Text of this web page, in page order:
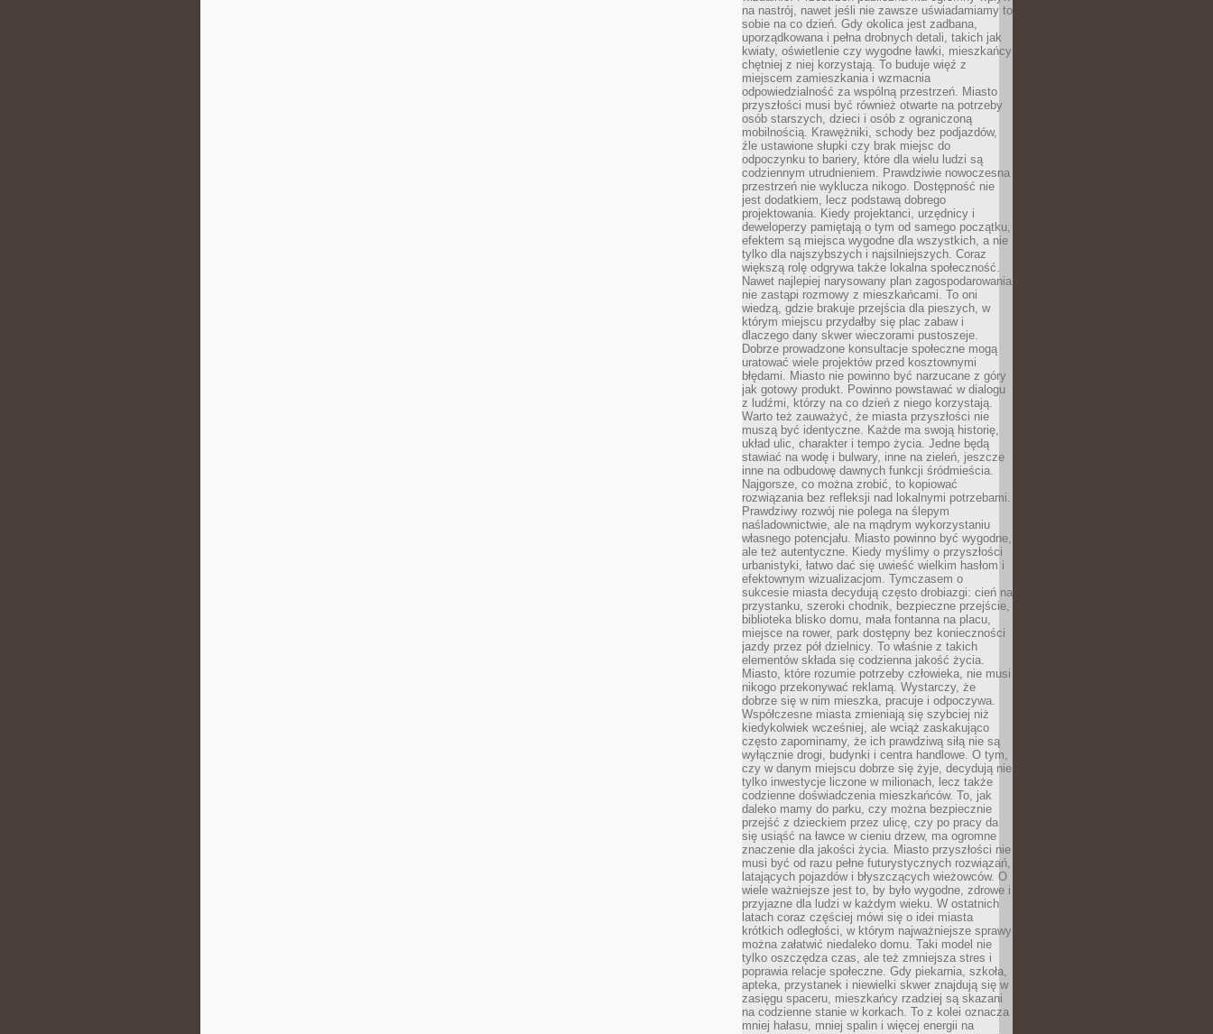
na nastrój, nawet jeśli nie zawsze uświadamiamy to
sobie na co dzień. Gdy okolica jest zadbana,
uporządkowana i pełna drobnych detali, takich jak
kwiaty, oświetlenie czy wygodne ławki, mieszkańcy
chętniej z niej korzystają. To buduje więź z
miejscem zamieszkania i wzmacnia
odpowiedzialność za wspólną przestrzeń. Miasto
przyszłości musi być również otwarte na potrzeby
osób starszych, dzieci i osób z ograniczoną
mobilnością. Krawężniki, schody bez podjazdów,
źle ustawione słupki czy brak miejsc do
odpoczynku to bariery, które dla wielu ludzi są
codziennym utrudnieniem. Prawdziwie nowoczesna
przestrzeń nie wyklucza nikogo. Dostępność nie
jest dodatkiem, lecz podstawą dobrego
projektowania. Kiedy projektanci, urzędnicy i
deweloperzy pamiętają o tym od samego początku,
efektem są miejsca wygodne dla wszystkich, a nie
tylko dla najszybszych i najsilniejszych. Coraz
większą rolę odgrywa także lokalna społeczność.
Nawet najlepiej narysowany plan zagospodarowania
nie zastąpi rozmowy z mieszkańcami. To oni
wiedzą, gdzie brakuje przejścia dla pieszych, w
którym miejscu przydałby się plac zabaw i
dlaczego dany skwer wieczorami pustoszeje.
Dobrze prowadzone konsultacje społeczne mogą
uratować wiele projektów przed kosztownymi
błędami. Miasto nie powinno być narzucane z góry
jak gotowy produkt. Powinno powstawać w dialogu
z ludźmi, którzy na co dzień z niego korzystają.
Warto też zauważyć, że miasta przyszłości nie
muszą być identyczne. Każde ma swoją historię,
układ ulic, charakter i tempo życia. Jedne będą
stawiać na wodę i bulwary, inne na zieleń, jeszcze
inne na odbudowę dawnych funkcji śródmieścia.
Najgorsze, co można zrobić, to kopiować
rozwiązania bez refleksji nad lokalnymi potrzebami.
Prawdziwy rozwój nie polega na ślepym
naśladownictwie, ale na mądrym wykorzystaniu
własnego potencjału. Miasto powinno być wygodne,
ale też autentyczne. Kiedy myślimy o przyszłości
urbanistyki, łatwo dać się uwieść wielkim hasłom i
efektownym wizualizacjom. Tymczasem o
sukcesie miasta decydują często drobiazgi: cień na
przystanku, szeroki chodnik, bezpieczne przejście,
biblioteka blisko domu, mała fontanna na placu,
miejsce na rower, park dostępny bez konieczności
jazdy przez pół dzielnicy. To właśnie z takich
elementów składa się codzienna jakość życia.
Miasto, które rozumie potrzeby człowieka, nie musi
nikogo przekonywać reklamą. Wystarczy, że
dobrze się w nim mieszka, pracuje i odpoczywa.
Współczesne miasta zmieniają się szybciej niż
kiedykolwiek wcześniej, ale wciąż zaskakująco
często zapominamy, że ich prawdziwą siłą nie są
wyłącznie drogi, budynki i centra handlowe. O tym,
czy w danym miejscu dobrze się żyje, decydują nie
tylko inwestycje liczone w milionach, lecz także
codzienne doświadczenia mieszkańców. To, jak
daleko mamy do parku, czy można bezpiecznie
przejść z dzieckiem przez ulicę, czy po pracy da
się usiąść na ławce w cieniu drzew, ma ogromne
znaczenie dla jakości życia. Miasto przyszłości nie
musi być od razu pełne futurystycznych rozwiązań,
latających pojazdów i błyszczących wieżowców. O
wiele ważniejsze jest to, by było wygodne, zdrowe i
przyjazne dla ludzi w każdym wieku. W ostatnich
latach coraz częściej mówi się o idei miasta
krótkich odległości, w którym najważniejsze sprawy
można załatwić niedaleko domu. Taki model nie
tylko oszczędza czas, ale też zmniejsza stres i
poprawia relacje społeczne. Gdy piekarnia, szkoła,
apteka, przystanek i niewielki skwer znajdują się w
zasięgu spaceru, mieszkańcy rzadziej są skazani
na codzienne stanie w korkach. To z kolei oznacza
mniej hałasu, mniej spalin i więcej energii na